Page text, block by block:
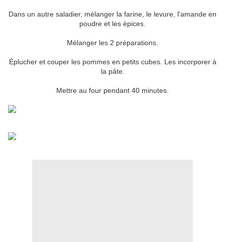
Dans un autre saladier, mélanger la farine, le levure, l'amande en
poudre et les épices.
Mélanger les 2 préparations.
Éplucher et couper les pommes en petits cubes. Les incorporer à
la pâte.
Mettre au four pendant 40 minutes.